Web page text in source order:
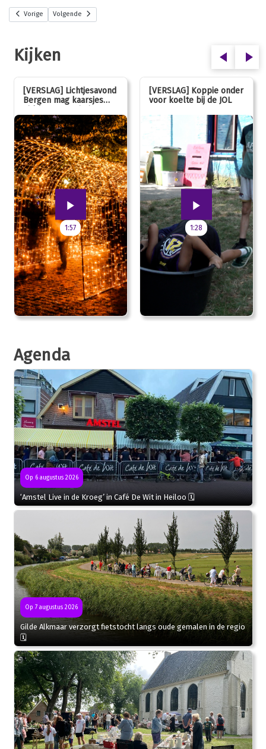
Vorige Volgende
Kijken
[VERSLAG] Lichtjesavond
Bergen mag kaarsjes
jubileum!
1:57
[VERSLAG] Koppie onder
voor koelte bij de JOL
1:28
Agenda
Op 6 augustus 2026
‘Amstel Live in de Kroeg’ in Café De Wit in Heiloo 🗓
Op 7 augustus 2026
Gilde Alkmaar verzorgt fietstocht langs oude gemalen in de regio
🗓